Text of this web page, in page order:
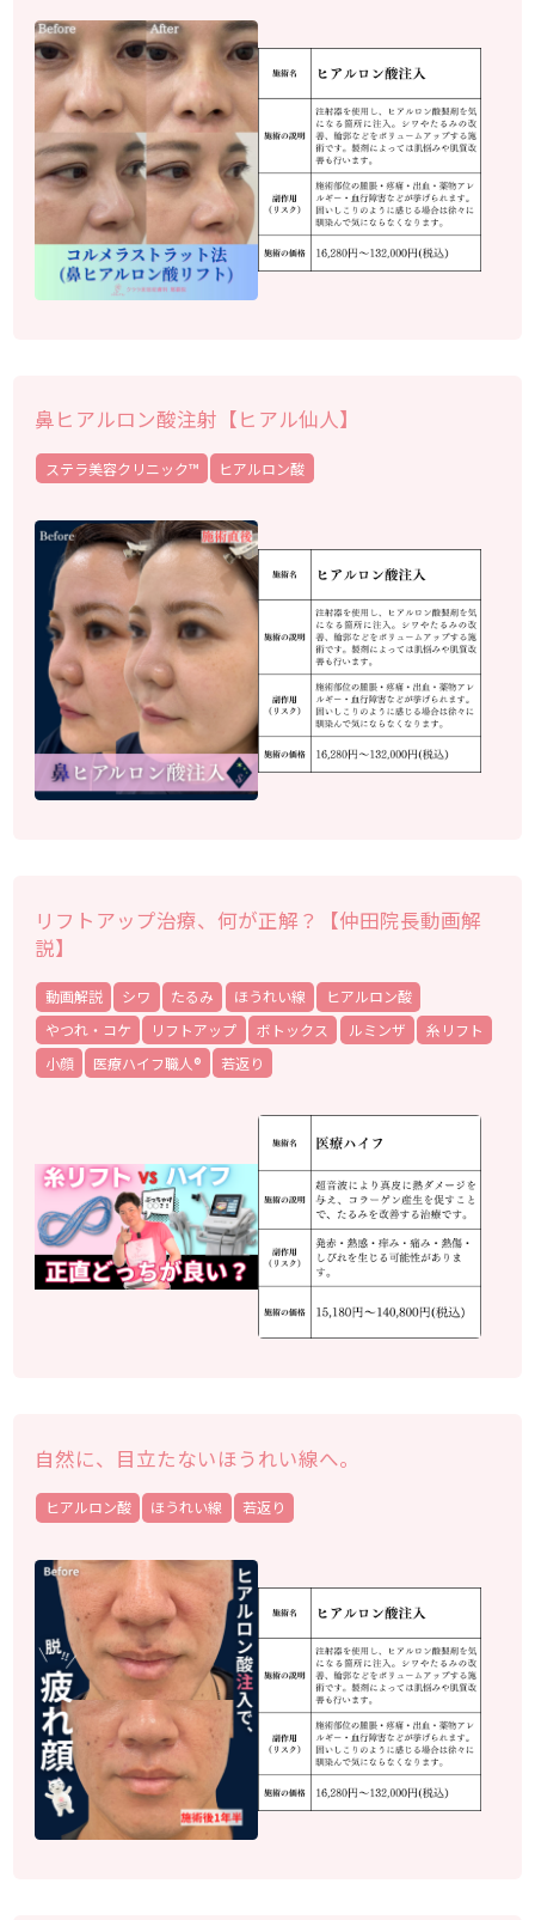
鼻ヒアルロン酸注射【ヒアル仙人】
ステラ美容クリニック™︎ ヒアルロン酸
リフトアップ治療、何が正解？【仲田院長動画解
説】
動画解説 シワ たるみ ほうれい線
ヒアルロン酸
やつれ・コケ
リフトアップ ボトックス ルミンザ
糸リフト
小顔
医療ハイフ職人® 若返り
自然に、目立たないほうれい線へ。
ヒアルロン酸 ほうれい線 若返り